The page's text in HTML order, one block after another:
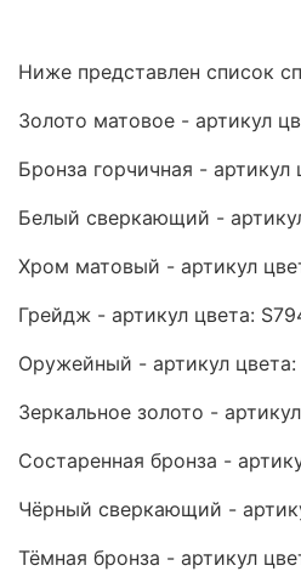
Ниже представлен список
Золото матовое - артикул
Бронза горчичная - артикул
Белый сверкающий -
Хром матовый - артикул
Грейдж - артикул цвета:
Оружейный - артикул цвета:
Зеркальное золото -
Состаренная бронза -
Чёрный сверкающий -
Тёмная бронза - артикул